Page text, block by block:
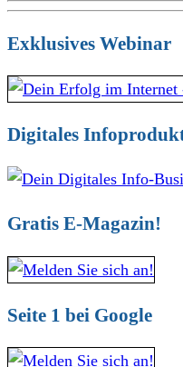
Exklusives Webinar
Digitales
Gratis E-Magazin!
Seite 1 bei Google